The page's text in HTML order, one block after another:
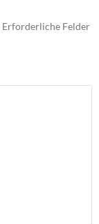
Erforderliche Felder